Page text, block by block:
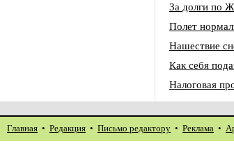
За долги по
Полет
Нашествие
Как себя
Налоговая
Главная • Редакция • Письмо редактору • Реклама •